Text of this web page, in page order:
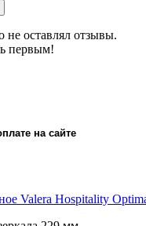
не оставлял отзывы.
первым!
на сайте
Valera Hospitality